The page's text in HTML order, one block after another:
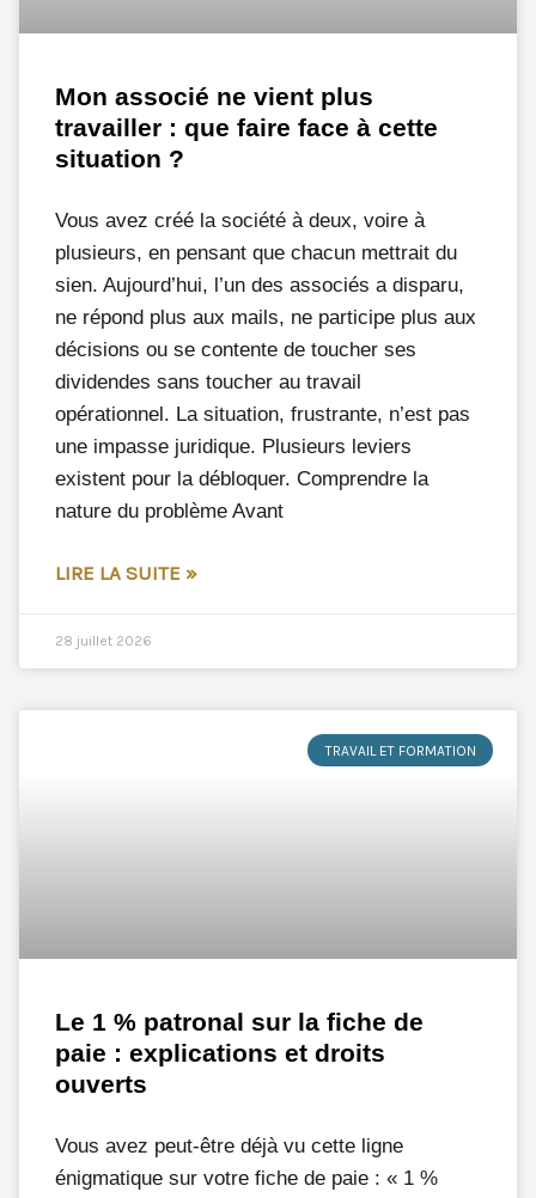
Mon associé ne vient plus
travailler : que faire face à cette
situation ?
Vous avez créé la société à deux, voire à
plusieurs, en pensant que chacun mettrait du
sien. Aujourd’hui, l’un des associés a disparu,
ne répond plus aux mails, ne participe plus aux
décisions ou se contente de toucher ses
dividendes sans toucher au travail
opérationnel. La situation, frustrante, n’est pas
une impasse juridique. Plusieurs leviers
existent pour la débloquer. Comprendre la
nature du problème Avant
LIRE LA SUITE »
28 juillet 2026
TRAVAIL ET FORMATION
Le 1 % patronal sur la fiche de
paie : explications et droits
ouverts
Vous avez peut-être déjà vu cette ligne
énigmatique sur votre fiche de paie : « 1 %